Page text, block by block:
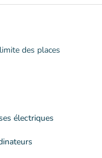
des places
électriques